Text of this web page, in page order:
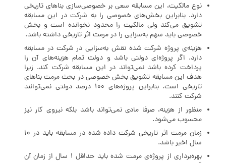
نوع مالکیت، این مسابقه سعی بر خصوصی‌سازی بناهای تاریخی
دارد. بنابراین بخش‌های خصوصی را به شرکت در این مسابقه
تشویق می‌کند ولی مالکیت را محدود نخوانده است و بخش
خصوصی باید سهم به‌سزایی را در مرمت اثر تاریخی داشته باشد.
هزینه‌ی پروژه شرکت شده نقش به‌سزایی در شرکت در مسابقه
دارد. اگر پروژه‌ای دولتی باشد و دولت تمام هزینه‌های آن را
پرداخت کرده باشد نمی‌تواند در این مسابقه شرکت کند. زیرا
هدف این مسابقه تشویق بخش خصوصی در بحث مرمت بناهای
تاریخی است. بنابراین پروژه‌های 100 درصد دولتی نمی‌توانند
شرکت کنند.
منظور از هزینه، صرفا مادی نمی‌تواند باشد بلکه نیروی کار نیز
محسوب می‌شود.
زمان مرمت اثر تاریخی شرکت داده شده در مسابقه باید در 10
سال اخیر باشد.
بهره‌برداری از پروژه‌ی مرمت شده باید حداقل 1 سال از زمان آن